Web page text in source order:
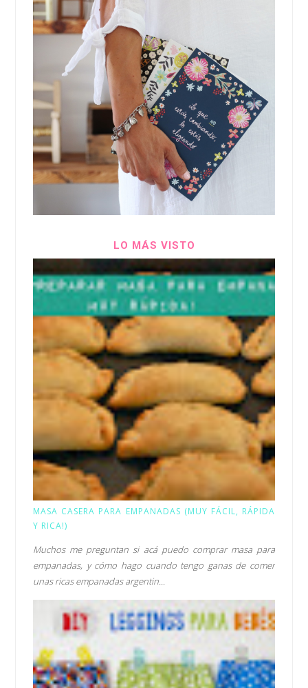
LO MÁS VISTO
MASA CASERA PARA EMPANADAS (MUY FÁCIL, RÁPIDA
Y RICA!)
Muchos me preguntan si acá puedo comprar masa para
empanadas, y cómo hago cuando tengo ganas de comer
unas ricas empanadas argentin...